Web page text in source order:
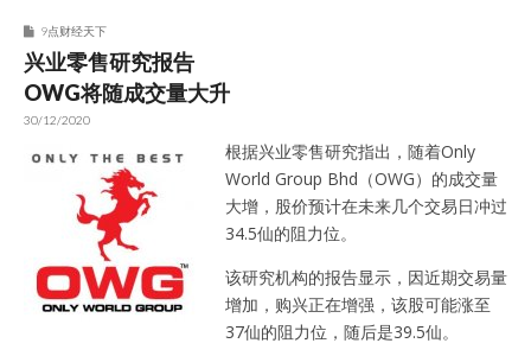
9点财经天下
兴业零售研究报告
OWG将随成交量大升
30/12/2020
根据兴业零售研究指出，随着Only
World Group Bhd（OWG）的成交量
大增，股价预计在未来几个交易日冲过
34.5仙的阻力位。
该研究机构的报告显示，因近期交易量
增加，购兴正在增强，该股可能涨至
37仙的阻力位，随后是39.5仙。